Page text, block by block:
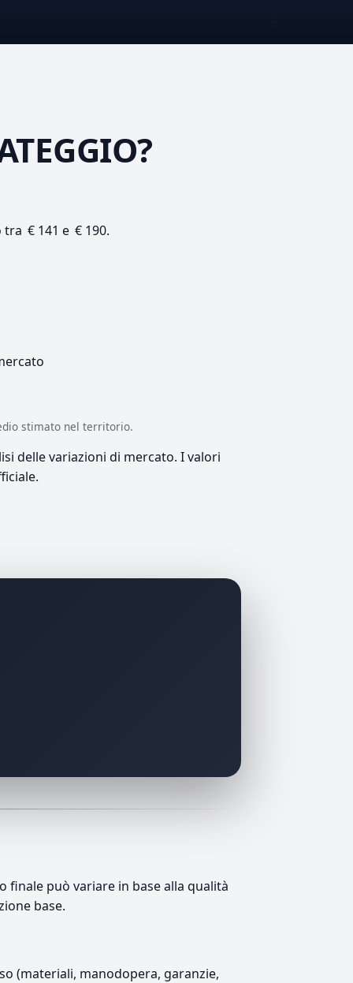
€ 141 e € 190.
stimato nel territorio.
delle variazioni di mercato. I valori
finale può variare in base alla qualità
base.
(materiali, manodopera, garanzie,